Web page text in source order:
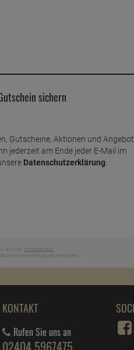
sichern
Gutscheine, Aktionen und
jederzeit am Ende jeder E-Mail im
Datenschutzerklärung.
und zzgl. Versandkosten
Preisempfehlung des Herstellers
KONTAKT
Rufen Sie uns an